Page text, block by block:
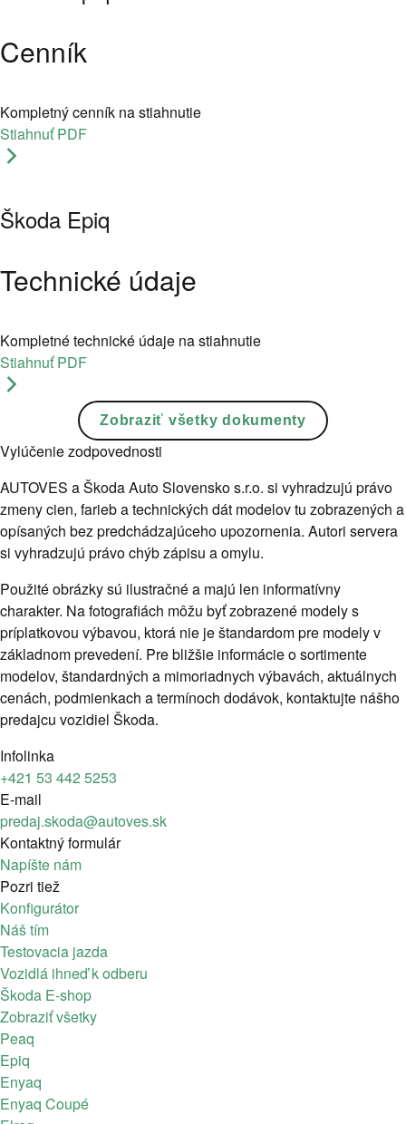
Cenník
Kompletný cenník na stiahnutie
Stiahnuť PDF
Škoda Epiq
Technické údaje
Kompletné technické údaje na stiahnutie
Stiahnuť PDF
Zobraziť všetky dokumenty
Vylúčenie zodpovednosti
AUTOVES a Škoda Auto Slovensko s.r.o. si vyhradzujú právo
zmeny cien, farieb a technických dát modelov tu zobrazených a
opísaných bez predchádzajúceho upozornenia. Autori servera
si vyhradzujú právo chýb zápisu a omylu.
Použité obrázky sú ilustračné a majú len informatívny
charakter. Na fotografiách môžu byť zobrazené modely s
príplatkovou výbavou, ktorá nie je štandardom pre modely v
základnom prevedení. Pre bližšie informácie o sortimente
modelov, štandardných a mimoriadnych výbavách, aktuálnych
cenách, podmienkach a termínoch dodávok, kontaktujte nášho
predajcu vozidiel Škoda.
Infolinka
+421 53 442 5253
E-mail
predaj.skoda@autoves.sk
Kontaktný formulár
Napíšte nám
Pozri tiež
Konfigurátor
Náš tím
Testovacia jazda
Vozidlá ihneď k odberu
Škoda E-shop
Zobraziť všetky
Peaq
Epiq
Enyaq
Enyaq Coupé